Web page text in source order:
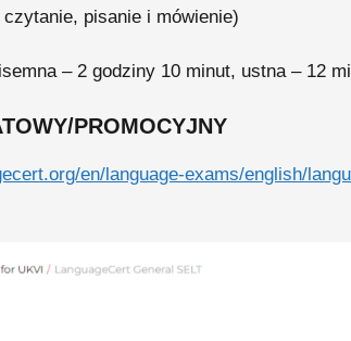
pisanie i mówienie)
– 2 godziny 10 minut, ustna – 12
PROMOCYJNY
en/language-exams/english/